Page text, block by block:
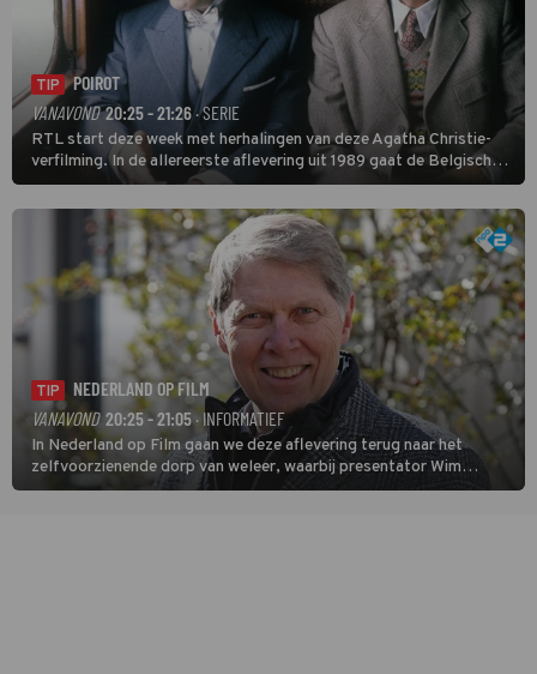
TIP
POIROT
VANAVOND 20:25 - 21:26 · SERIE
RTL start deze week met herhalingen van deze Agatha Christie-
verfilming. In de allereerste aflevering uit 1989 gaat de Belgische
speurder op zoek naar een vermiste kok. Poirot raakt al snel
verwikkeld in een moordzaak. (HH)
TIP
NEDERLAND OP FILM
VANAVOND 20:25 - 21:05· INFORMATIEF
In Nederland op Film gaan we deze aflevering terug naar het
zelfvoorzienende dorp van weleer, waarbij presentator Wim
Daniëls de kijkers meeneemt op reis door de tijd aan de hand van